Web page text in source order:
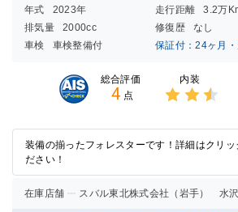
年式 2023年 走行距離
3.2万
排気量
2000cc 修復歴
なし
車検
車検整備付 保証付：24ヶ月
総合評価
4 点
内装
2.5点
の評価
装備の揃ったフォレスターです！詳細はクリッ
ださい！
在庫店舗 スバル東北株式会社（岩手） 水